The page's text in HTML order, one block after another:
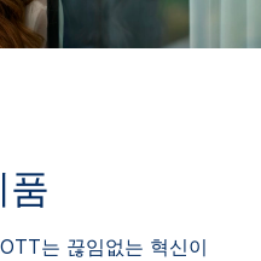
는 끊임없는 혁신이